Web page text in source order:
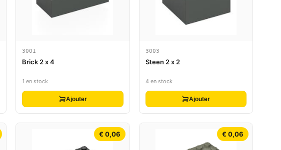
3001
Brick 2 x 4
1 en stock
Ajouter
3003
Steen 2 x 2
4 en stock
Ajouter
€ 0,06 € 0,06